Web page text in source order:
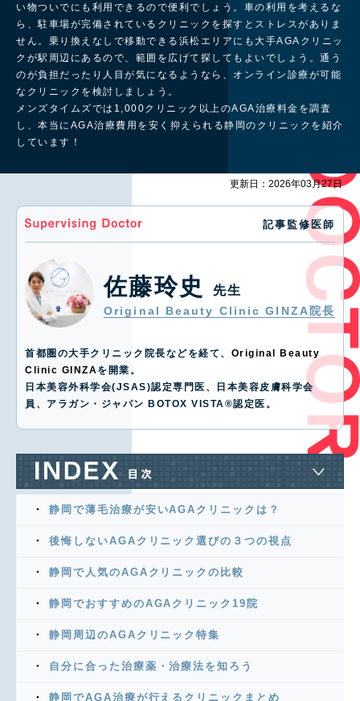
い物ついでにも利用できるので便利でしょう。車の利用を考えるな
ら、駐車場が完備されているクリニックを探すとストレスがありま
せん。乗り換えなしで移動できる浜松エリアにも大手AGAクリニッ
クが駅周辺にあるので、範囲を広げて探してもよいでしょう。通う
のが負担だったり人目が気になるようなら、オンライン診療が可能
なクリニックを検討しましょう。
メンズタイムズでは1,000クリニック以上のAGA治療料金を調査
し、本当にAGA治療費用を安く抑えられる静岡のクリニックを紹介
しています！
更新日：2026年03月27日
記事監修医師
佐藤玲史 先生
Original Beauty Clinic GINZA院長
首都圏の大手クリニック院長などを経て、 Original Beauty
Clinic GINZA を開業。
日本美容外科学会(JSAS)認定専門医、日本美容皮膚科学会
員、アラガン・ジャパン BOTOX VISTA®️認定医。
静岡で薄毛治療が安いAGAクリニックは？
後悔しないAGAクリニック選びの３つの視点
静岡で人気のAGAクリニックの比較
静岡でおすすめのAGAクリニック19院
静岡周辺のAGAクリニック特集
自分に合った治療薬・治療法を知ろう
静岡でAGA治療が行えるクリニックまとめ